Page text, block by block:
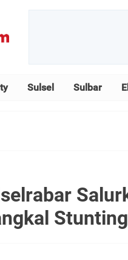
Sulsel Sulbar
Stunting